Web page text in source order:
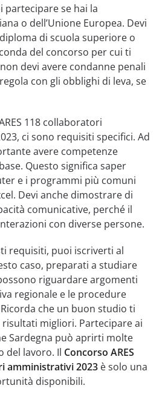
partecipare se hai la
o dell’Unione Europea. Devi
di scuola superiore o
del concorso per cui ti
devi avere condanne penali
con gli obblighi di leva, se
118 collaboratori
ci sono requisiti specifici. Ad
avere competenze
Questo significa saper
e i programmi più comuni
Devi anche dimostrare di
comunicative, perché il
con diverse persone.
requisiti, puoi iscriverti al
caso, preparati a studiare
riguardare argomenti
regionale e le procedure
che un buon studio ti
migliori. Partecipare ai
Sardegna può aprirti molte
del lavoro. Il Concorso ARES
amministrativi 2023 è solo una
disponibili.